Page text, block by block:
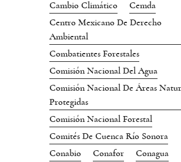
Cambio Climático
Cemda
Centro Mexicano De Derecho
Ambiental
Combatientes Forestales
Comisión Nacional Del Agua
Comisión Nacional De Áreas
Protegidas
Comisión Nacional Forestal
Comités De Cuenca Río Sonora
Conabio
Conafor
Conagua